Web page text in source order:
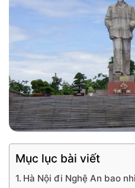
Mục lục bài viết
Hà Nội đi Nghệ An bao